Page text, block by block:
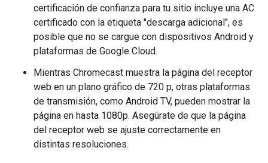
certificación de confianza para tu sitio incluye una AC
certificado con la etiqueta "descarga adicional", es
posible que no se cargue con dispositivos Android y
plataformas de Google Cloud.
Mientras Chromecast muestra la página del receptor
web en un plano gráfico de 720 p, otras plataformas
de transmisión, como Android TV, pueden mostrar la
página en hasta 1080p. Asegúrate de que la página
del receptor web se ajuste correctamente en
distintas resoluciones.